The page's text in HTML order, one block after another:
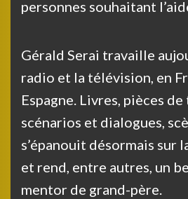
personnes souhaitant
Gérald Serai travaille
radio et la télévision, en
Espagne. Livres, pièces
scénarios et dialogues,
s’épanouit désormais sur
et rend, entre autres, un
mentor de grand-père.